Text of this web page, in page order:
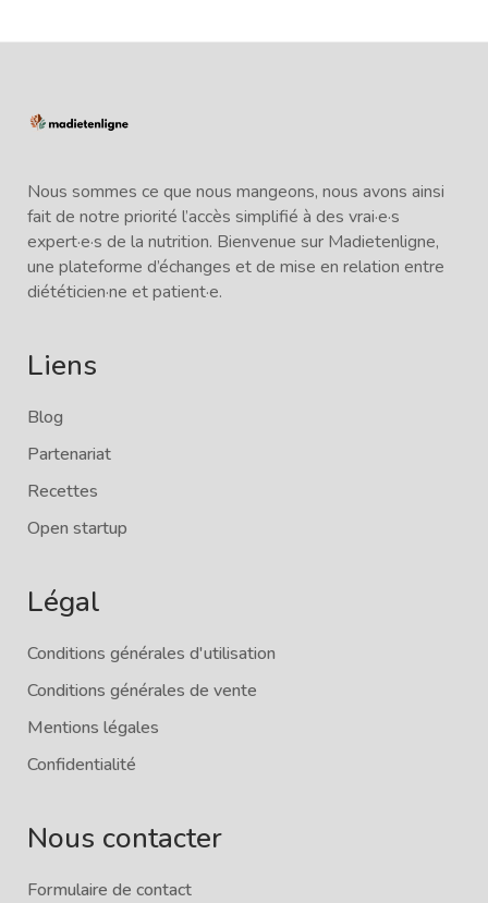
Nous sommes ce que nous mangeons, nous avons ainsi
fait de notre priorité l’accès simplifié à des vrai·e·s
expert·e·s de la nutrition. Bienvenue sur Madietenligne,
une plateforme d’échanges et de mise en relation entre
diététicien·ne et patient·e.
Liens
Blog
Partenariat
Recettes
Open startup
Légal
Conditions générales d'utilisation
Conditions générales de vente
Mentions légales
Confidentialité
Nous contacter
Formulaire de contact